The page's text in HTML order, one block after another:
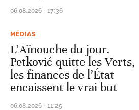
06.08.2026 - 17:36
MÉDIAS
L’Aïnouche du jour.
Petković quitte les Verts,
les finances de l’État
encaissent le vrai but
06.08.2026 - 11:25